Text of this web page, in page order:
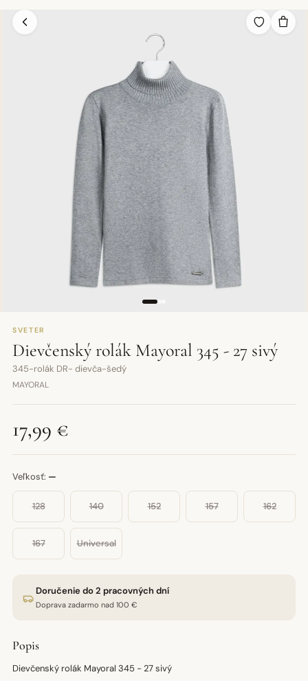
SVETER
Dievčenský rolák Mayoral 345 - 27 sivý
345-rolák DR- dievča-šedý
MAYORAL
17,99 €
Veľkosť: —
128 140 152 157 162
167 Universal
Doručenie do 2 pracovných dní
Doprava zadarmo nad 100 €
Popis
Dievčenský rolák Mayoral 345 - 27 sivý